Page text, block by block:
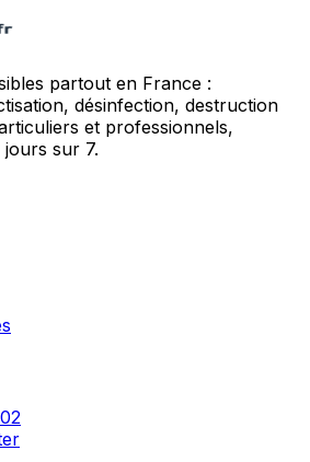
partout en France :
désinfection, destruction
et professionnels,
sur 7.